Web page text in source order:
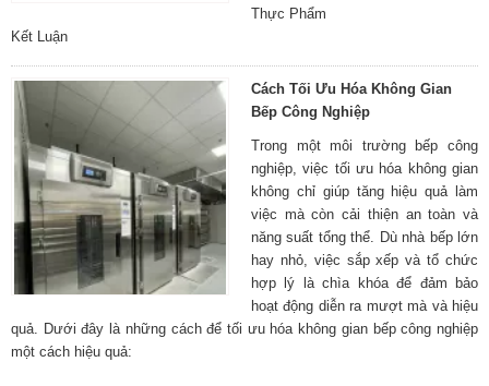
Thực Phẩm
Kết Luận
Cách Tối Ưu Hóa Không Gian
Bếp Công Nghiệp
Trong một môi trường bếp công
nghiệp, việc tối ưu hóa không gian
không chỉ giúp tăng hiệu quả làm
việc mà còn cải thiện an toàn và
năng suất tổng thể. Dù nhà bếp lớn
hay nhỏ, việc sắp xếp và tổ chức
hợp lý là chìa khóa để đảm bảo
hoạt động diễn ra mượt mà và hiệu
quả. Dưới đây là những cách để tối ưu hóa không gian bếp công nghiệp
một cách hiệu quả: